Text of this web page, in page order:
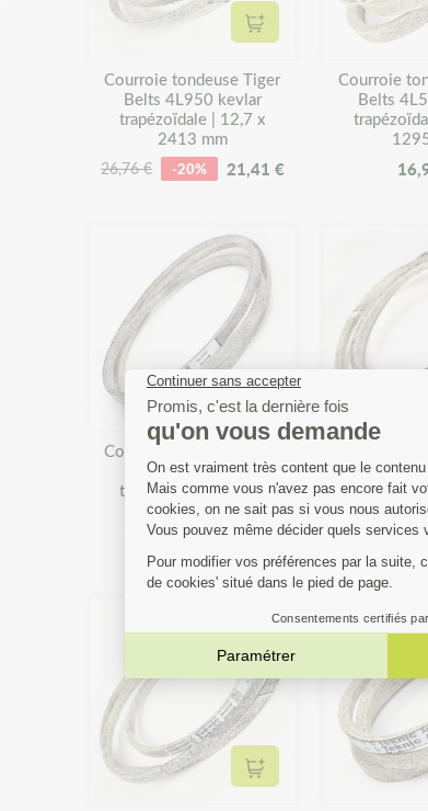
Ajouter au panier
Courroie tondeuse Tiger
Belts 4L950 kevlar
trapézoïdale | 12,7 x
2413 mm
26,76 € -20% 21,41 €
Courroie
Belts
Ajouter au panier
Courroie tondeuse Tiger
Belts 4L940 kevlar
trapézoïdale | 12,7 x
2388 mm
26,76 €
Belts
Ajouter au panier